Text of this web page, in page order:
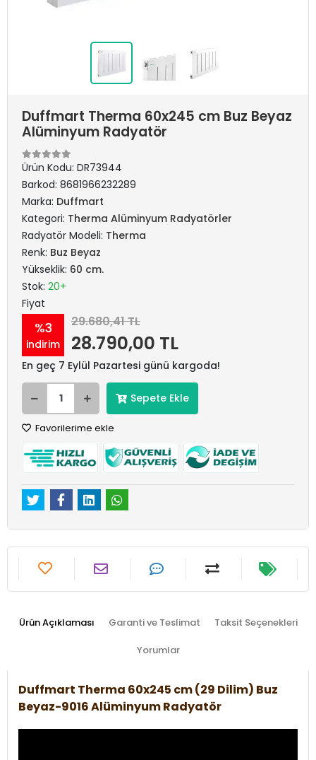
Duffmart Therma 60x245 cm Buz Beyaz
Alüminyum Radyatör
Ürün Kodu: DR73944
Barkod: 8681966232289
Marka: Duffmart
Kategori: Therma Alüminyum Radyatörler
Radyatör Modeli: Therma
Renk: Buz Beyaz
Yükseklik: 60 cm.
Stok: 20+
Fiyat
%3
indirim
29.680,41 TL
28.790,00 TL
En geç 7 Eylül Pazartesi günü kargoda!
Sepete Ekle
Favorilerime ekle
Ürün Açıklaması Garanti ve Teslimat Taksit Seçenekleri
Yorumlar
Duffmart Therma 60x245 cm (29 Dilim) Buz
Beyaz-9016 Alüminyum Radyatör